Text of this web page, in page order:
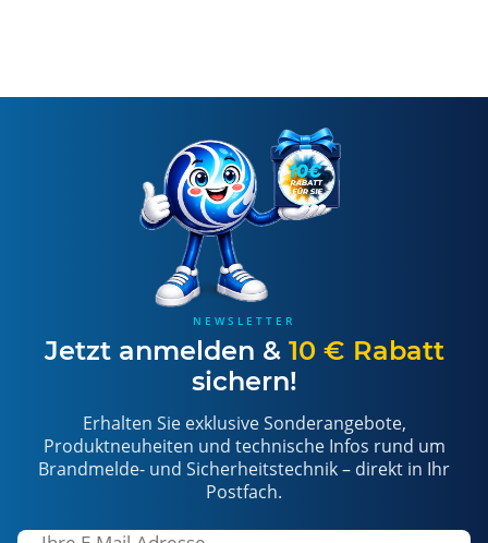
NEWSLETTER
Jetzt anmelden & 10 € Rabatt
sichern!
Erhalten Sie exklusive Sonderangebote,
Produktneuheiten und technische Infos rund um
Brandmelde- und Sicherheitstechnik – direkt in Ihr
Postfach.